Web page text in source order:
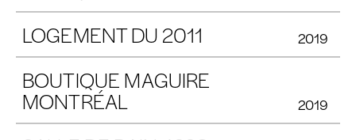
LOGEMENT DU 2011 2019
BOUTIQUE MAGUIRE
MONTRÉAL 2019